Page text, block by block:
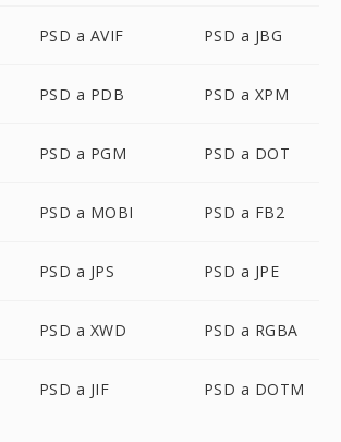
PSD a AVIF PSD a JBG
PSD a PDB PSD a XPM
PSD a PGM PSD a DOT
PSD a MOBI PSD a FB2
PSD a JPS PSD a JPE
PSD a XWD PSD a RGBA
PSD a JIF PSD a DOTM